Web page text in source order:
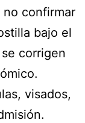
confirmar
bajo el
corrigen
visados,